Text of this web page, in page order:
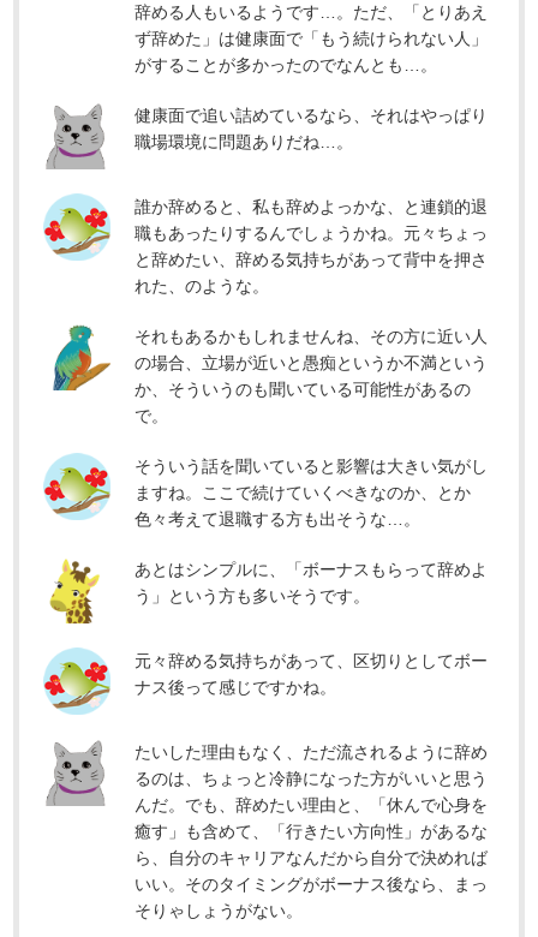
辞める人もいるようです…。ただ、「とりあえ
ず辞めた」は健康面で「もう続けられない人」
がすることが多かったのでなんとも…。
健康面で追い詰めているなら、それはやっぱり
職場環境に問題ありだね…。
誰か辞めると、私も辞めよっかな、と連鎖的退
職もあったりするんでしょうかね。元々ちょっ
と辞めたい、辞める気持ちがあって背中を押さ
れた、のような。
それもあるかもしれませんね、その方に近い人
の場合、立場が近いと愚痴というか不満という
か、そういうのも聞いている可能性があるの
で。
そういう話を聞いていると影響は大きい気がし
ますね。ここで続けていくべきなのか、とか
色々考えて退職する方も出そうな…。
あとはシンプルに、「ボーナスもらって辞めよ
う」という方も多いそうです。
元々辞める気持ちがあって、区切りとしてボー
ナス後って感じですかね。
たいした理由もなく、ただ流されるように辞め
るのは、ちょっと冷静になった方がいいと思う
んだ。でも、辞めたい理由と、「休んで心身を
癒す」も含めて、「行きたい方向性」があるな
ら、自分のキャリアなんだから自分で決めれば
いい。そのタイミングがボーナス後なら、まっ
そりゃしょうがない。